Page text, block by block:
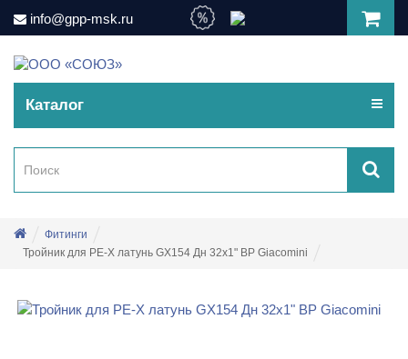
info@gpp-msk.ru
Каталог
Фитинги
Тройник для PE-X латунь GX154 Дн 32х1" ВР Giacomini